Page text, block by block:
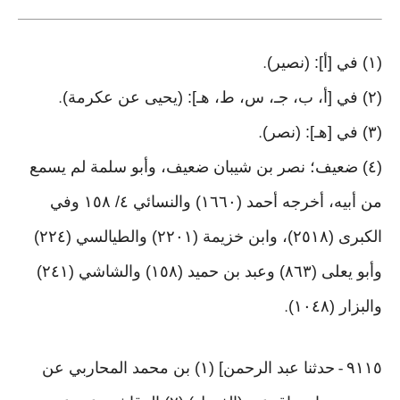
(١) في [أ]: (نصير) .
(٢) في [أ، ب، جـ، س، ط، هـ]: (يحيى عن عكرمة) .
(٣) في [هـ]: (نصر) .
(٤) ضعيف؛ نصر بن شيبان ضعيف، وأبو سلمة لم يسمع
من أبيه، أخرجه أحمد (١٦٦٠) والنسائي ٤/ ١٥٨ وفي
الكبرى (٢٥١٨)، وابن خزيمة (٢٢٠١) والطيالسي (٢٢٤)
وأبو يعلى (٨٦٣) وعبد بن حميد (١٥٨) والشاشي (٢٤١)
والبزار (١٠٤٨)
.
٩١١٥ -
حدثنا عبد الرحمن] (١) بن محمد المحاربي عن